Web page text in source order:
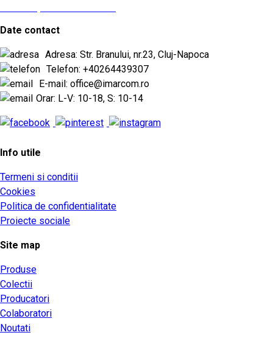
Date contact
Adresa: Str. Branului, nr.23, Cluj-Napoca
Telefon: +40264439307
E-mail: office@imarcom.ro
Orar: L-V: 10-18, S: 10-14
Info utile
Termeni si conditii
Cookies
Politica de confidentialitate
Proiecte sociale
Site map
Produse
Colectii
Producatori
Colaboratori
Noutati